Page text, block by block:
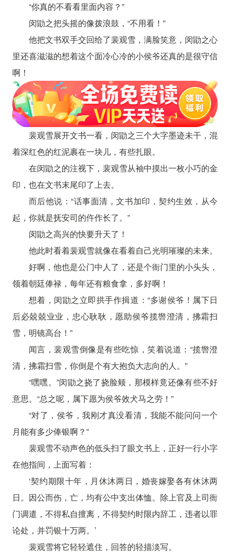
“你真的不看看里面内容？”
闵勖之把头摇的像拨浪鼓，“不用看！”
他把文书双手交回给了裴观雪，满脸笑意，闵勖之心
里还喜滋滋的想着这个面冷心冷的小侯爷还真的是很守信
啊！
裴观雪展开文书一看，闵勖之三个大字墨迹未干，混
着深红色的红泥裹在一块儿，有些扎眼。
在闵勖之的注视下，裴观雪从袖中摸出一枚小巧的金
印，也在文书末尾印了上去。
而后他说：“话事面清，文书加印，契约生效，从今
起，你就是抚安司的仵作长了。”
闵勖之高兴的快要升天了！
他此时看着裴观雪就像在看着自己光明璀璨的未来。
好啊，他也是公门中人了，还是个衙门里的小头头，
领着朝廷俸禄，每年还有粮食拿，多好啊！
想着，闵勖之立即拱手作揖道：“多谢侯爷！属下日
后必兢兢业业，忠心耿耿，愿助侯爷揽辔澄清，拂霜扫
雪，明镜高台！”
闻言，裴观雪倒像是有些吃惊，笑着说道：“揽辔澄
清，拂霜扫雪，你倒是个有大抱负大志向的人。”
“嘿嘿。”闵勖之挠了挠脸颊，那模样竟还像有些不好
意思。“总之呢，属下愿为侯爷效犬马之劳！”
“对了，侯爷，我刚才真没看清，我能不能问问一个
月能有多少俸银啊？”
裴观雪不动声色的低头扫了眼文书上，正好一行小字
在他指间，上面写着：
‘契约期限十年，月休沐两日，婚丧嫁娶各有休沐两
日。因公而伤，亡，均有公中支出体恤。除上官及上司衙
门调遣，不得私自擅离，不得契约时限内辞工，违者以罪
论处，并罚银十万两。’
裴观雪将它轻轻遮住，回答的轻描淡写。